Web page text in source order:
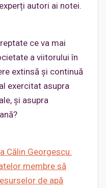
autori ai notei.
ce va mai
a viitorului în
extinsă și continuă
exercitat asupra
și asupra
Călin Georgescu:
membre să
de apă